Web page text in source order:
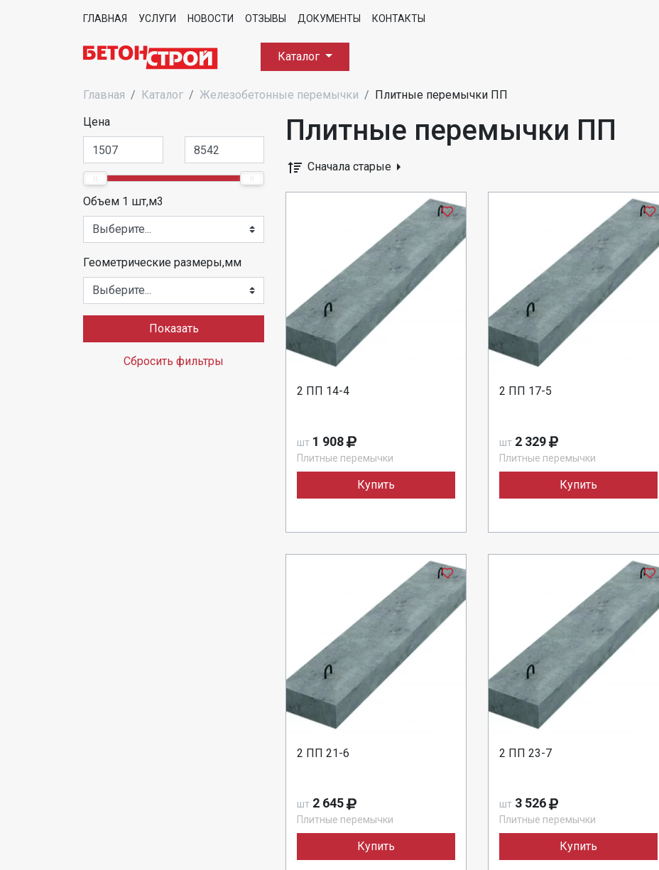
ГЛАВНАЯ УСЛУГИ НОВОСТИ ОТЗЫВЫ ДОКУМЕНТЫ КОНТАКТЫ
Каталог
Главная Каталог Железобетонные перемычки
Плитные перемычки ПП
Цена
Объем 1 шт,м3
Геометрические размеры,мм
Показать
Сбросить фильтры
Плитные перемычки ПП
Сначала старые
2 ПП 14-4
шт 1 908
Плитные перемычки
Купить
2 ПП 17-5
шт2 329
Плитные перемычки
Купить
2 ПП 21-6
шт 2 645
Плитные перемычки
Купить
2 ПП 23-7
шт3 526
Плитные перемычки
Купить